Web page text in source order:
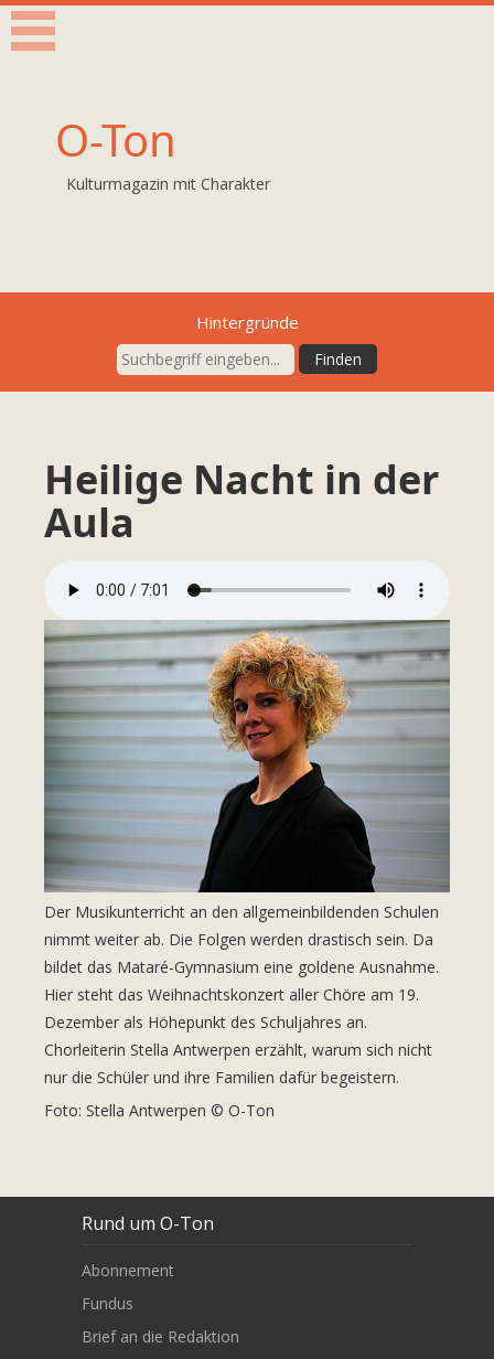
O-Ton
Kulturmagazin mit Charakter
Hintergründe
Heilige Nacht in der
Aula
Der Musikunterricht an den allgemeinbildenden Schulen
nimmt weiter ab. Die Folgen werden drastisch sein. Da
bildet das Mataré-Gymnasium eine goldene Ausnahme.
Hier steht das Weihnachtskonzert aller Chöre am 19.
Dezember als Höhepunkt des Schuljahres an.
Chorleiterin Stella Antwerpen erzählt, warum sich nicht
nur die Schüler und ihre Familien dafür begeistern.
Foto: Stella Antwerpen © O-Ton
Rund um O-Ton
Abonnement
Fundus
Brief an die Redaktion